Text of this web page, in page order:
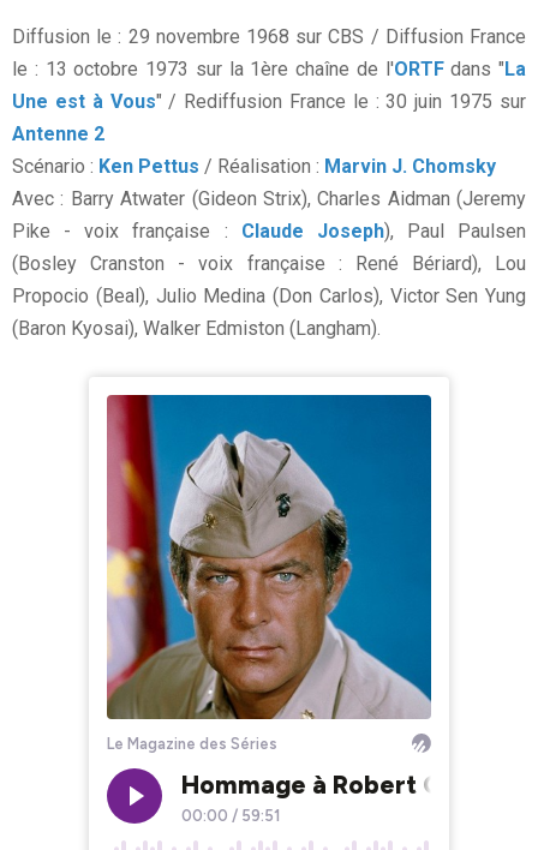
Diffusion le : 29 novembre 1968 sur CBS / Diffusion France
le : 13 octobre 1973 sur la 1ère chaîne de l'ORTFdans "La
Une est à Vous" / Rediffusion France le : 30 juin 1975 sur
Antenne 2
Scénario : Ken Pettus / Réalisation : Marvin J. Chomsky
Avec : Barry Atwater (Gideon Strix), Charles Aidman (Jeremy
Pike - voix française : Claude Joseph), Paul Paulsen
(Bosley Cranston - voix française : René Bériard), Lou
Propocio (Beal), Julio Medina (Don Carlos), Victor Sen Yung
(Baron Kyosai), Walker Edmiston (Langham).